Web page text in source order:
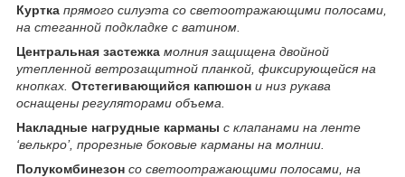
Куртка прямого силуэта со светоотражающими полосами,
на стеганной подкладке с ватином.
Центральная застежка молния защищена двойной
утепленной ветрозащитной планкой, фиксирующейся на
кнопках. Отстегивающийся капюшон и низ рукава
оснащены регуляторами объема.
Накладные нагрудные карманы с клапанами на ленте
‘велькро’, прорезные боковые карманы на молнии.
Полукомбинезон со светоотражающими полосами, на